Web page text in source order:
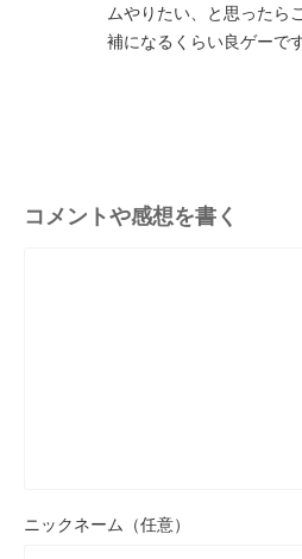
ムやりたい、と思ったら
補になるくらい良ゲーです
コメントや感想を書く
ニックネーム（任意）